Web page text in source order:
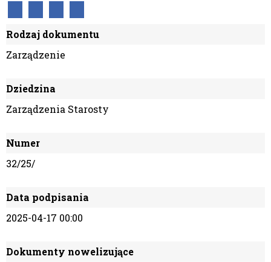
Rodzaj dokumentu
Zarządzenie
Dziedzina
Zarządzenia Starosty
Numer
32/25/
Data podpisania
2025-04-17 00:00
Dokumenty nowelizujące